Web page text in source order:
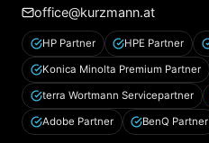
office@kurzmann.at
HP Partner HPE Partner
Konica Minolta Premium Partner
terra Wortmann Servicepartner
Adobe Partner BenQ Partner